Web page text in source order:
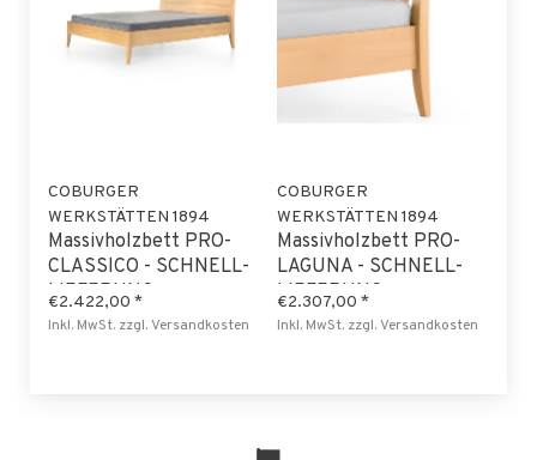
COBURGER
WERKSTÄTTEN 1894
Massivholzbett PRO-
CLASSICO - SCHNELL-
LIEFERUNG
€2.422,00 *
Inkl. MwSt. zzgl.Versandkosten
COBURGER
WERKSTÄTTEN 1894
Massivholzbett PRO-
LAGUNA - SCHNELL-
LIEFERUNG
€2.307,00 *
Inkl. MwSt. zzgl.Versandkosten